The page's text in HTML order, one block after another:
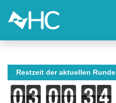
Restzeit der aktuellen Runde